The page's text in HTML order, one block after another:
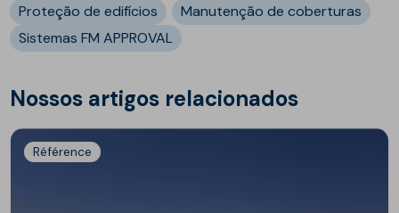
Proteção de edifícios
Manutenção de coberturas
Sistemas FM APPROVAL
Nossos artigos relacionados
Référence